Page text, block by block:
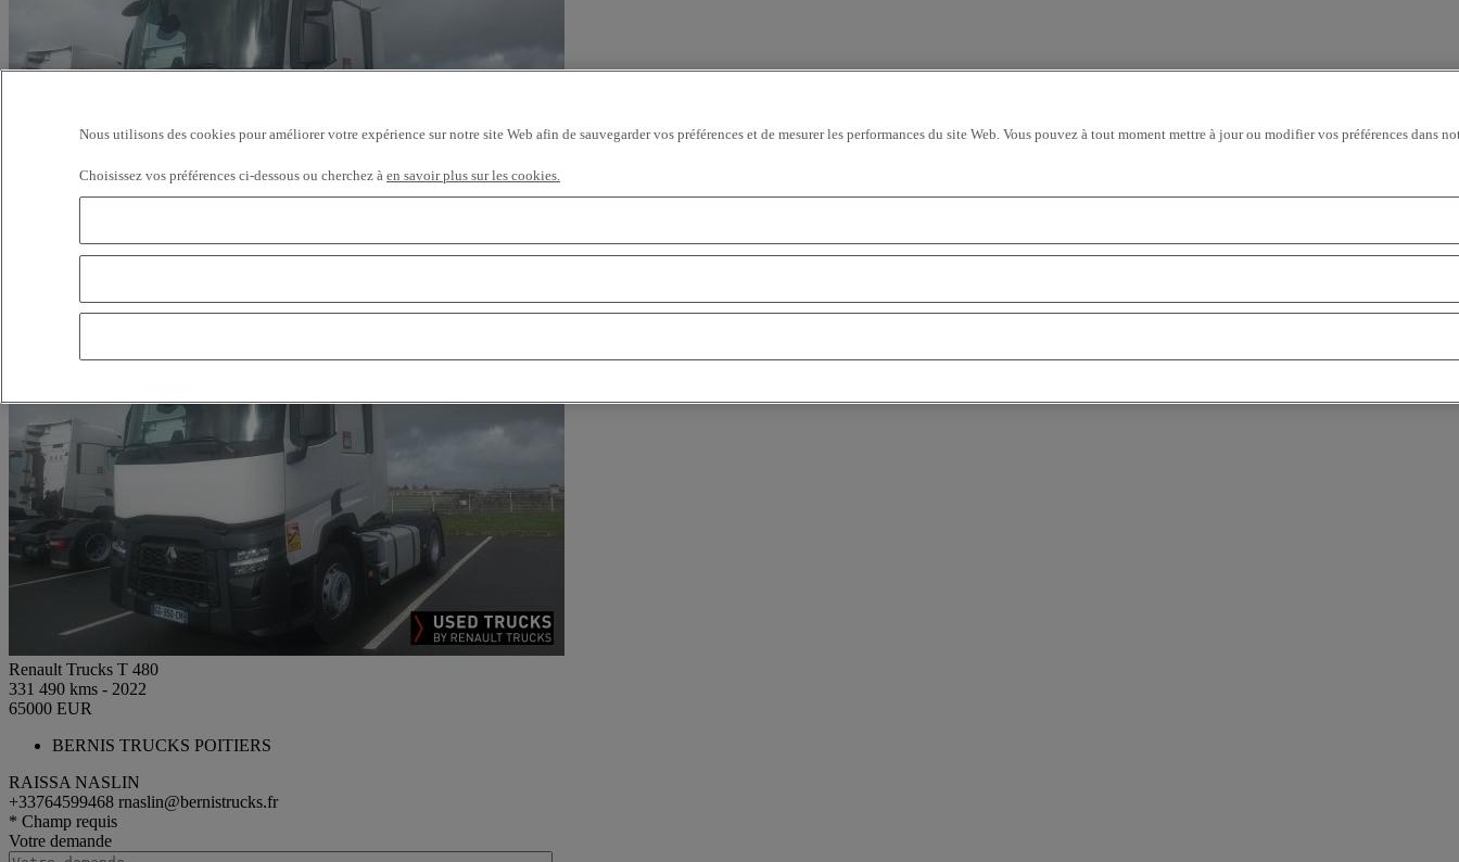
Renault Trucks T 480
331 490 kms - 2022
65000 EUR
BERNIS TRUCKS POITIERS
RAISSA NASLIN
+33764599468 rnaslin@bernistrucks.fr
tractor
Renault Trucks T
* Champ requis
Votre demande
Nous utilisons des cookies pour améliorer votre expérience sur notre site Web afin de sauvegarder vos préférences et de mesurer les performances du site Web. Vous pouvez à tout moment mettre à jour ou modifier vos préférences dans
Choisissez vos préférences ci-dessous ou cherchez à en savoir plus sur les cookies.